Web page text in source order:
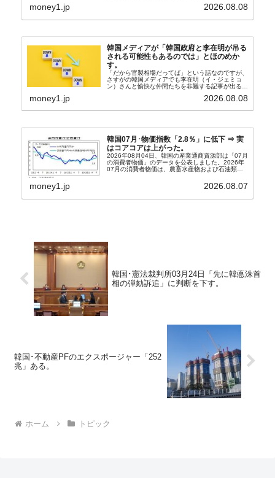
さんと「韓国初の文官上がり」の国防部長官安圭伯
money1.jp 2026.08.08
韓国メディアが「韓国政府と李在明が吊る
される可能性もあるのでは」とほのめか
す。
「だから官製相場だってば」という話なのですが、
さすがの韓国メディアでも李在明（イ・ジェミョ
ン）さんと愉快な仲間たちを非難する記事が出るよ
『朝鮮日報』に面白い記事が出ています。「東西南
money1.jp 2026.08.08
韓国07月･物価指数「2.8％」に低下 ⇒ 実
はコアコアは上がった。
2026年08月04日、韓国の産業通商資源部は「07月
の消費者物価」のデータを公表しました。2026年
07月の消費者物価は、農畜水産物および石油類の
2.8％上昇（06月は3.2％）となり、上昇率は前...
money1.jp 2026.08.07
韓国･憲法裁判所03月24日「先に韓悳洙首
相の弾劾訴追」に判断を下す。
韓国･不動産PFのエクスポージャー「252
兆」ある。
ホーム トピック